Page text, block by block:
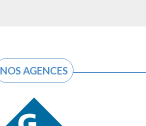
NOS AGENCES